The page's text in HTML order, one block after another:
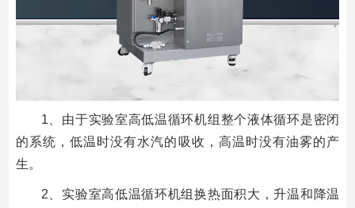
1、由于实验室高低温循环机组整个液体循环是密闭
的系统，低温时没有水汽的吸收，高温时没有油雾的产
生。
2、实验室高低温循环机组换热面积大，升温和降温